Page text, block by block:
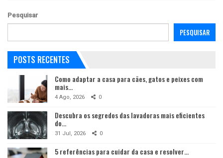
Pesquisar
PESQUISAR
POSTS RECENTES
Como adaptar a casa para cães, gatos e peixes com
mais…
4 Ago, 2026 0
Descubra os segredos das lavadoras mais eficientes
do…
31 Jul, 2026 0
5 referências para cuidar da casa e resolver…